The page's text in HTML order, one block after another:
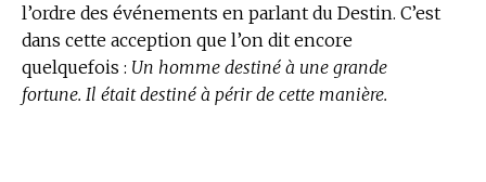
l’ordre des événements en parlant du Destin. C’est
dans cette acception que l’on dit encore
quelquefois : Un homme destiné à une grande
fortune. Il était destiné à périr de cette manière.